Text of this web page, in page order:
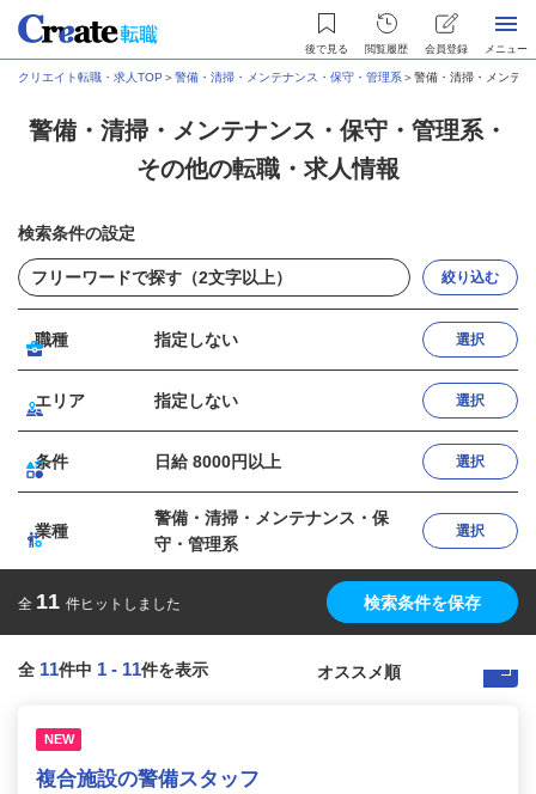
後で見る 閲覧履歴 会員登録 メニュー
クリエイト転職・求人TOP ＞警備・清掃・メンテナンス・保守・管理系＞警備・清掃・メンテ
警備・清掃・メンテナンス・保守・管理系・
その他の転職・求人情報
検索条件の設定
絞り込む
職種 指定しない 選択
エリア 指定しない 選択
条件 日給 8000円以上 選択
業種
警備・清掃・メンテナンス・保
守・管理系
選択
全 11 件ヒットしました 検索条件を保存
全 11件中 1 - 11件を表示
NEW
複合施設の警備スタッフ